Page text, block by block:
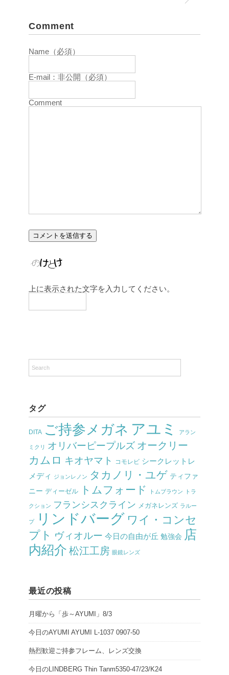
Comment
Name（必須）
E-mail：非公開（必須）
Comment
上に表示された文字を入力してください。
タグ
DITA ご持参メガネ アユミ アラン
ミクリ オリバーピープルズ オークリー
カムロ キオヤマト コモレビ シークレットレ
メディ
ジョンレノン タカノリ・ユゲ ティファ
ニー ディーゼル トムフォード トムブラウン トラ
クション フランシスクライン メガネレンズ ラルー
プ リンドバーグ ワイ・コンセ
プト ヴィオルー 今日の自由が丘 勉強会 店
内紹介 松江工房 眼鏡レンズ
最近の投稿
月曜から「歩～AYUMI」8/3
今日のAYUMI AYUMI L-1037 0907-50
熱烈歓迎ご持参フレーム、レンズ交換
今日のLINDBERG Thin Tanm5350-47/23/K24